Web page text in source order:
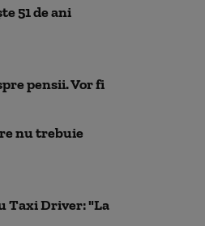
51 de ani
pensii. Vor fi
nu trebuie
Taxi Driver: "La